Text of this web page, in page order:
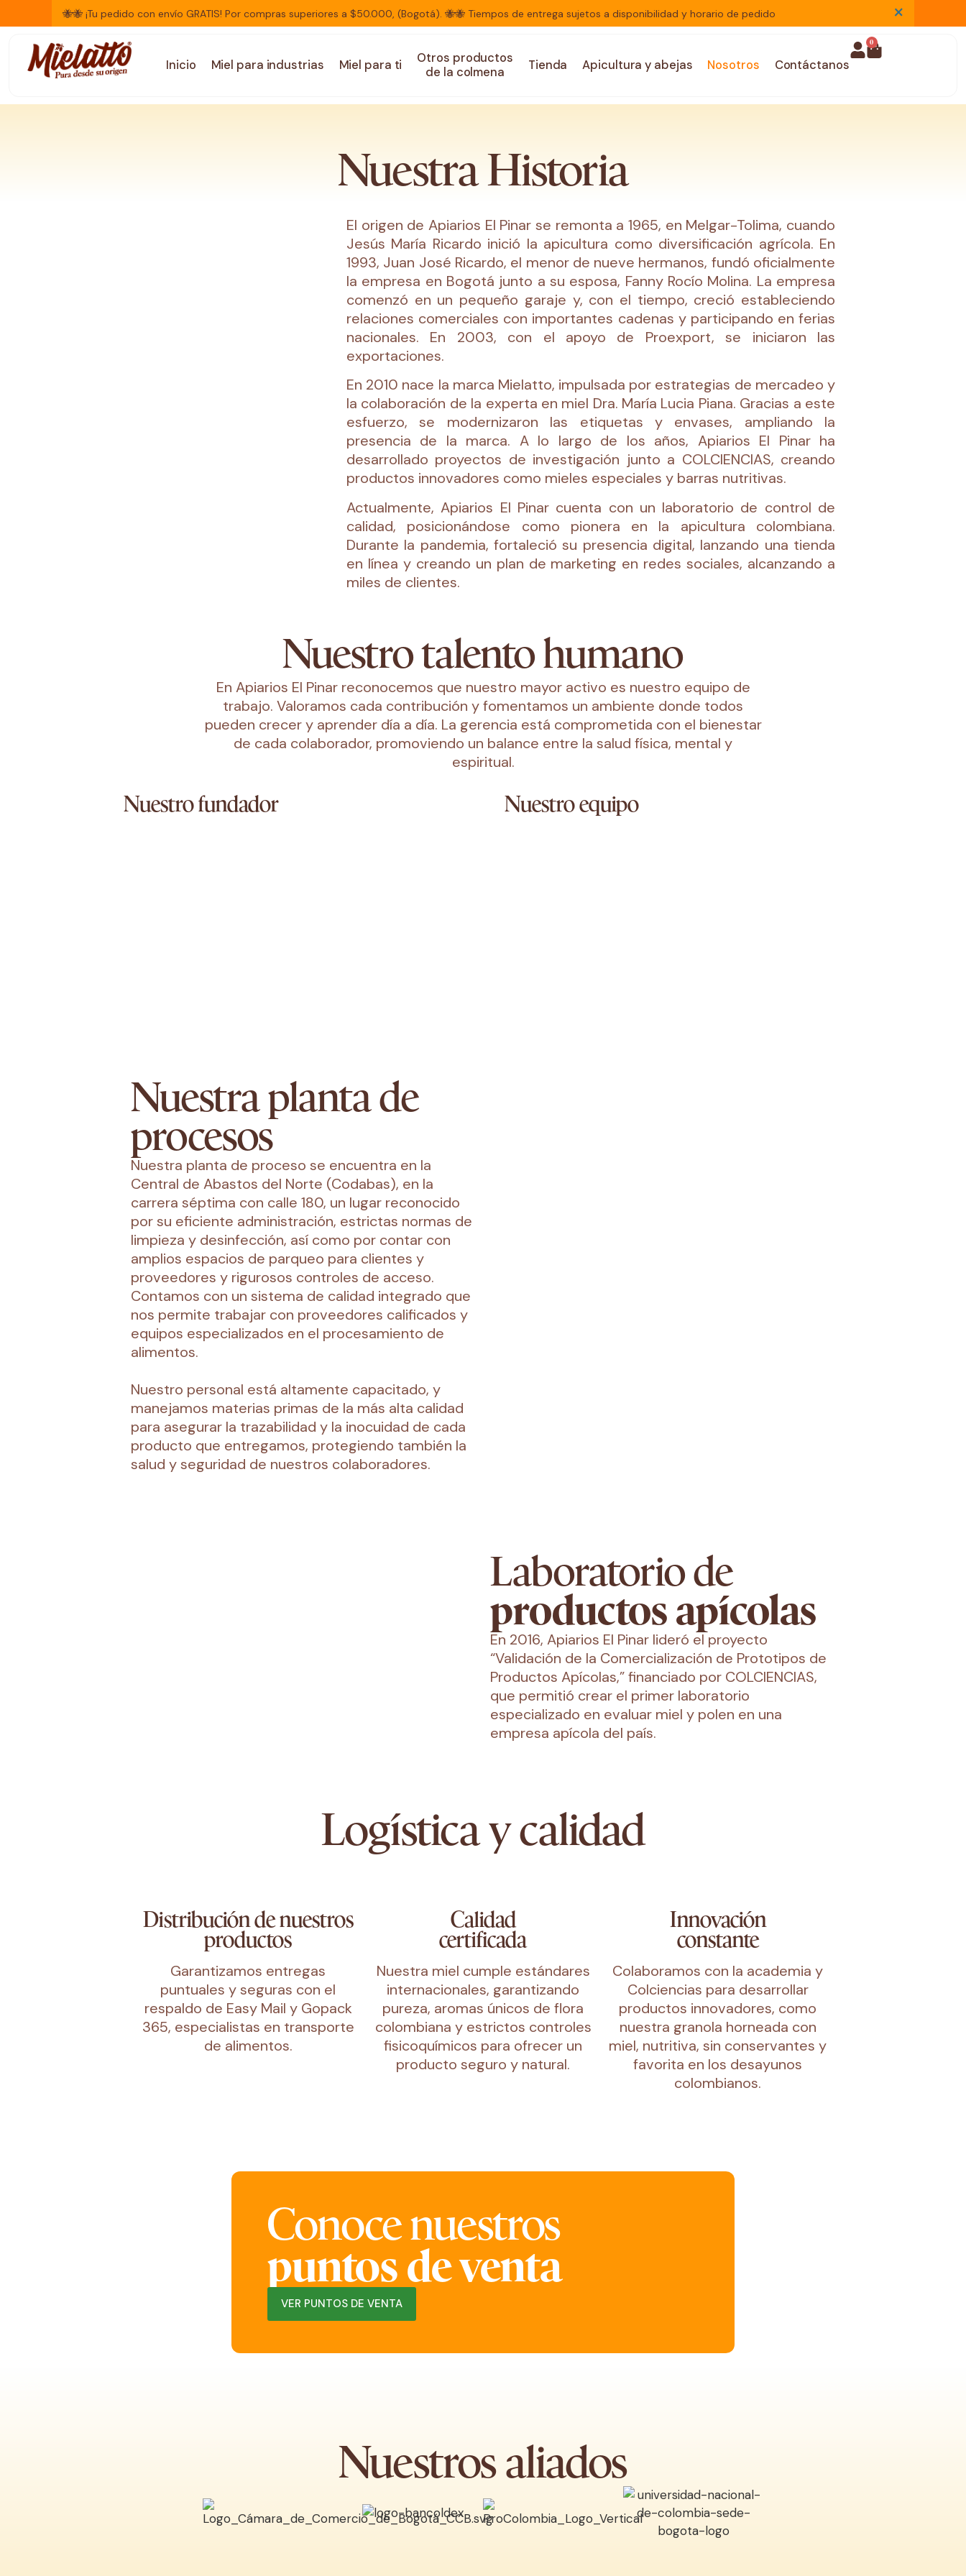
🐝🐝 ¡Tu pedido con envío GRATIS! Por compras superiores a $50.000, (Bogotá). 🐝🐝 Tiempos de entrega sujetos a disponibilidad y horario de pedido ×
Inicio Miel para industrias Miel para ti
Otros productos
de la colmena
Tienda Apicultura y abejas Nosotros Contáctanos
0
Nuestra Historia
El origen de Apiarios El Pinar se remonta a 1965, en Melgar-Tolima, cuando
Jesús María Ricardo inició la apicultura como diversificación agrícola. En
1993, Juan José Ricardo, el menor de nueve hermanos, fundó oficialmente
la empresa en Bogotá junto a su esposa, Fanny Rocío Molina. La empresa
comenzó en un pequeño garaje y, con el tiempo, creció estableciendo
relaciones comerciales con importantes cadenas y participando en ferias
nacionales. En 2003, con el apoyo de Proexport, se iniciaron las
exportaciones.
En 2010 nace la marca Mielatto, impulsada por estrategias de mercadeo y
la colaboración de la experta en miel Dra. María Lucia Piana. Gracias a este
esfuerzo, se modernizaron las etiquetas y envases, ampliando la
presencia de la marca. A lo largo de los años, Apiarios El Pinar ha
desarrollado proyectos de investigación junto a COLCIENCIAS, creando
productos innovadores como mieles especiales y barras nutritivas.
Actualmente, Apiarios El Pinar cuenta con un laboratorio de control de
calidad, posicionándose como pionera en la apicultura colombiana.
Durante la pandemia, fortaleció su presencia digital, lanzando una tienda
en línea y creando un plan de marketing en redes sociales, alcanzando a
miles de clientes.
Nuestro talento humano
En Apiarios El Pinar reconocemos que nuestro mayor activo es nuestro equipo de
trabajo. Valoramos cada contribución y fomentamos un ambiente donde todos
pueden crecer y aprender día a día. La gerencia está comprometida con el bienestar
de cada colaborador, promoviendo un balance entre la salud física, mental y
espiritual.
Nuestro fundador Nuestro equipo
Nuestra planta de
procesos
Nuestra planta de proceso se encuentra en la
Central de Abastos del Norte (Codabas), en la
carrera séptima con calle 180, un lugar reconocido
por su eficiente administración, estrictas normas de
limpieza y desinfección, así como por contar con
amplios espacios de parqueo para clientes y
proveedores y rigurosos controles de acceso.
Contamos con un sistema de calidad integrado que
nos permite trabajar con proveedores calificados y
equipos especializados en el procesamiento de
alimentos.
Nuestro personal está altamente capacitado, y
manejamos materias primas de la más alta calidad
para asegurar la trazabilidad y la inocuidad de cada
producto que entregamos, protegiendo también la
salud y seguridad de nuestros colaboradores.
Laboratorio de
productos apícolas
En 2016, Apiarios El Pinar lideró el proyecto
“Validación de la Comercialización de Prototipos de
Productos Apícolas,” financiado por COLCIENCIAS,
que permitió crear el primer laboratorio
especializado en evaluar miel y polen en una
empresa apícola del país.
Logística y calidad
Distribución de nuestros
productos
Garantizamos entregas
puntuales y seguras con el
respaldo de Easy Mail y Gopack
365, especialistas en transporte
de alimentos.
Calidad
certificada
Nuestra miel cumple estándares
internacionales, garantizando
pureza, aromas únicos de flora
colombiana y estrictos controles
fisicoquímicos para ofrecer un
producto seguro y natural.
Innovación
constante
Colaboramos con la academia y
Colciencias para desarrollar
productos innovadores, como
nuestra granola horneada con
miel, nutritiva, sin conservantes y
favorita en los desayunos
colombianos.
Conoce nuestros
puntos de venta
VER PUNTOS DE VENTA
Nuestros aliados